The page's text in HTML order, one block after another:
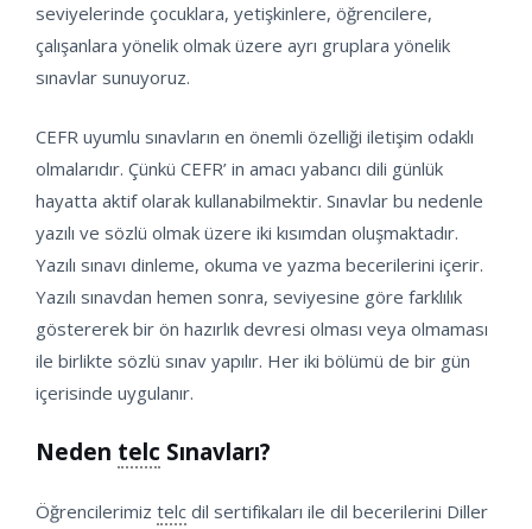
seviyelerinde çocuklara, yetişkinlere, öğrencilere,
çalışanlara yönelik olmak üzere ayrı gruplara yönelik
sınavlar sunuyoruz.
CEFR uyumlu sınavların en önemli özelliği iletişim odaklı
olmalarıdır. Çünkü CEFR’ in amacı yabancı dili günlük
hayatta aktif olarak kullanabilmektir. Sınavlar bu nedenle
yazılı ve sözlü olmak üzere iki kısımdan oluşmaktadır.
Yazılı sınavı dinleme, okuma ve yazma becerilerini içerir.
Yazılı sınavdan hemen sonra, seviyesine göre farklılık
göstererek bir ön hazırlık devresi olması veya olmaması
ile birlikte sözlü sınav yapılır. Her iki bölümü de bir gün
içerisinde uygulanır.
Neden telc Sınavları?
Öğrencilerimiz telc dil sertifikaları ile dil becerilerini Diller